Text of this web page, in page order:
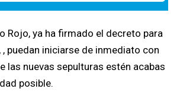
Rojo, ya ha firmado el decreto para
puedan iniciarse de inmediato con
las nuevas sepulturas estén acabas
posible.